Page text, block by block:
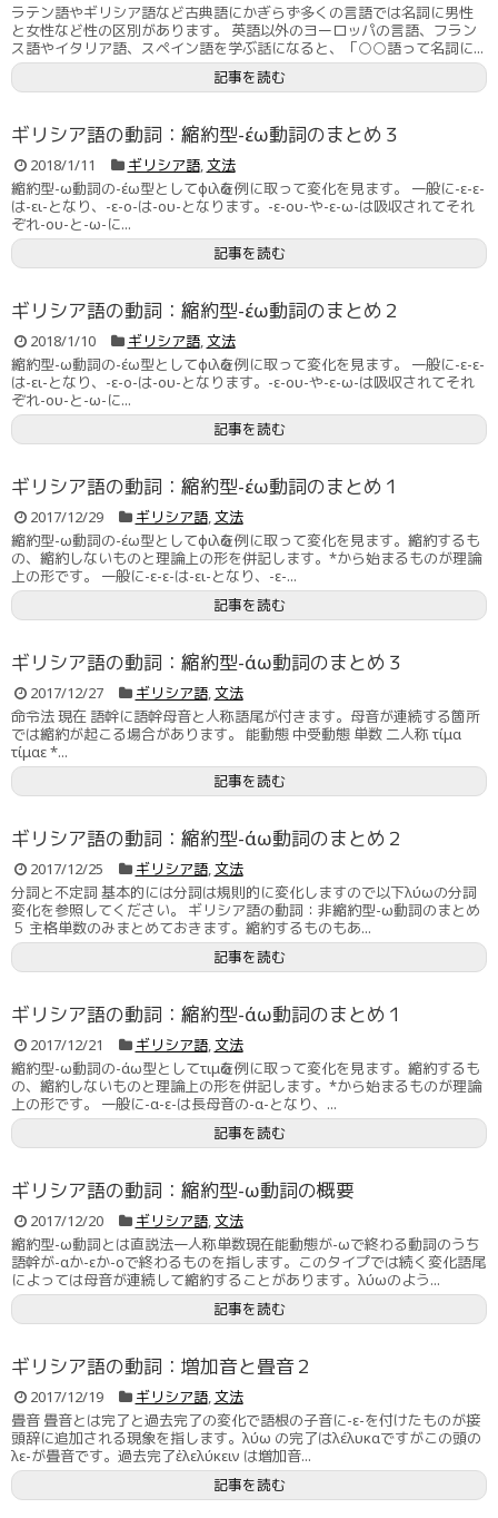
ラテン語やギリシア語など古典語にかぎらず多くの言語では名詞に男性
と女性など性の区別があります。 英語以外のヨーロッパの言語、フラン
ス語やイタリア語、スペイン語を学ぶ話になると、「○○語って名詞に...
記事を読む
ギリシア語の動詞：縮約型-έω動詞のまとめ３
2018/1/11 ギリシア語,文法
縮約型-ω動詞の-έω型としてφιλῶを例に取って変化を見ます。 一般に-ε-ε-
は-ει-となり、-ε-ο-は-ου-となります。-ε-ου-や-ε-ω-は吸収されてそれ
ぞれ-ου-と-ω-に...
記事を読む
ギリシア語の動詞：縮約型-έω動詞のまとめ２
2018/1/10 ギリシア語,文法
縮約型-ω動詞の-έω型としてφιλῶを例に取って変化を見ます。 一般に-ε-ε-
は-ει-となり、-ε-ο-は-ου-となります。-ε-ου-や-ε-ω-は吸収されてそれ
ぞれ-ου-と-ω-に...
記事を読む
ギリシア語の動詞：縮約型-έω動詞のまとめ１
2017/12/29 ギリシア語,文法
縮約型-ω動詞の-έω型としてφιλῶを例に取って変化を見ます。縮約するも
の、縮約しないものと理論上の形を併記します。*から始まるものが理論
上の形です。 一般に-ε-ε-は-ει-となり、-ε-...
記事を読む
ギリシア語の動詞：縮約型-άω動詞のまとめ３
2017/12/27 ギリシア語,文法
命令法 現在 語幹に語幹母音と人称語尾が付きます。母音が連続する箇所
では縮約が起こる場合があります。 能動態 中受動態 単数 二人称 τίμα
τίμαε *...
記事を読む
ギリシア語の動詞：縮約型-άω動詞のまとめ２
2017/12/25 ギリシア語,文法
分詞と不定詞 基本的には分詞は規則的に変化しますので以下λύωの分詞
変化を参照してください。 ギリシア語の動詞：非縮約型-ω動詞のまとめ
５ 主格単数のみまとめておきます。縮約するものもあ...
記事を読む
ギリシア語の動詞：縮約型-άω動詞のまとめ１
2017/12/21 ギリシア語,文法
縮約型-ω動詞の-άω型としてτιμῶを例に取って変化を見ます。縮約するも
の、縮約しないものと理論上の形を併記します。*から始まるものが理論
上の形です。 一般に-α-ε-は長母音の-α-となり、...
記事を読む
ギリシア語の動詞：縮約型-ω動詞の概要
2017/12/20 ギリシア語,文法
縮約型-ω動詞とは直説法一人称単数現在能動態が-ωで終わる動詞のうち
語幹が-αか-εか-οで終わるものを指します。このタイプでは続く変化語尾
によっては母音が連続して縮約することがあります。λύωのよう...
記事を読む
ギリシア語の動詞：増加音と畳音２
2017/12/19 ギリシア語,文法
畳音 畳音とは完了と過去完了の変化で語根の子音に-ε-を付けたものが接
頭辞に追加される現象を指します。λύω の完了はλέλυκαですがこの頭の
λε-が畳音です。過去完了ἐλελύκειν は増加音...
記事を読む